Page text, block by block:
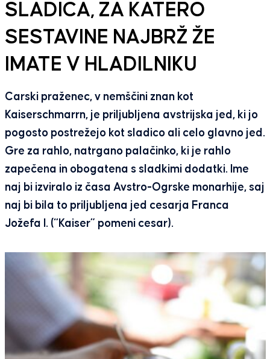
SLADICA, ZA KATERO
SESTAVINE NAJBRŽ ŽE
IMATE V HLADILNIKU
Carski praženec, v nemščini znan kot
Kaiserschmarrn, je priljubljena avstrijska jed, ki jo
pogosto postrežejo kot sladico ali celo glavno jed.
Gre za rahlo, natrgano palačinko, ki je rahlo
zapečena in obogatena s sladkimi dodatki. Ime
naj bi izviralo iz časa Avstro-Ogrske monarhije, saj
naj bi bila to priljubljena jed cesarja Franca
Jožefa I. (“Kaiser” pomeni cesar).